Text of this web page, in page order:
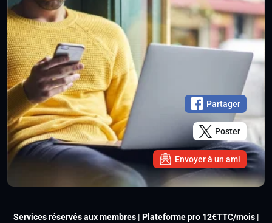
Partager
Poster
Envoyer à un ami
Services réservés aux membres | Plateforme pro 12€TTC/mois |